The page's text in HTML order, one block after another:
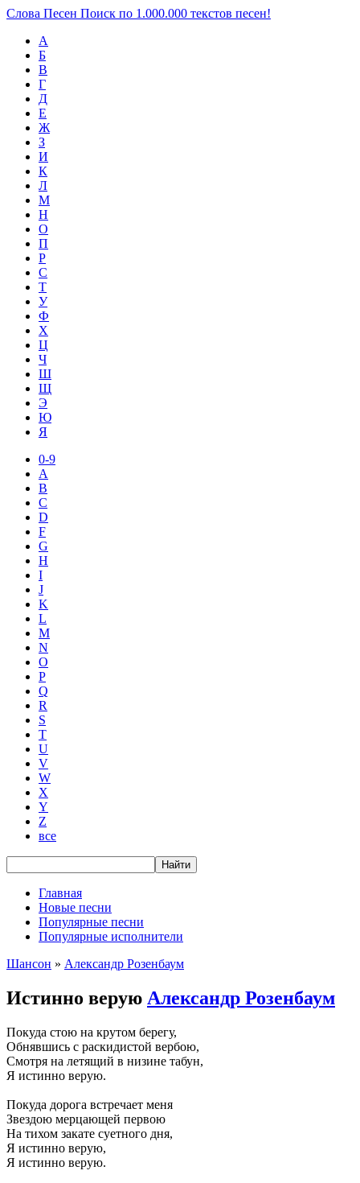
Слова Песен Поиск по 1.000.000 текстов песен!
А
Б
В
Г
Д
Е
Ж
З
И
К
Л
М
Н
О
П
Р
С
Т
У
Ф
Х
Ц
Ч
Ш
Щ
Э
Ю
Я
0-9
A
B
C
D
F
G
H
I
J
K
L
M
N
O
P
Q
R
S
T
U
V
W
X
Y
Z
все
Главная
Новые песни
Популярные песни
Популярные исполнители
Шансон » Александр Розенбаум
Истинно верую Александр Розенбаум
Покуда стою на крутом берегу,
Обнявшись с раскидистой вербою,
Смотря на летящий в низине табун,
Я истинно верую.
Покуда дорога встречает меня
Звездою мерцающей первою
На тихом закате суетного дня,
Я истинно верую,
Я истинно верую.